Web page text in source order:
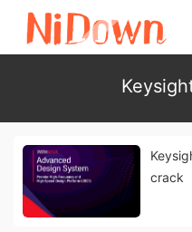
crack